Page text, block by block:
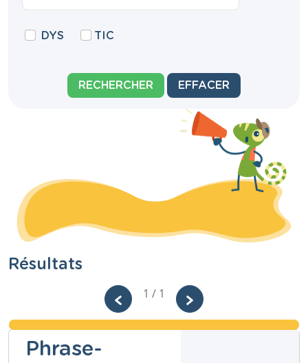
DYS TIC
RECHERCHER EFFACER
Résultats
1 / 1
Phrase-